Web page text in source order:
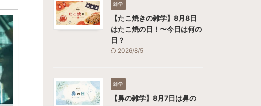
雑学
【たこ焼きの雑学】8月8日
はたこ焼の日！〜今日は何の
日？
2026/8/5
雑学
【鼻の雑学】8月7日は鼻の